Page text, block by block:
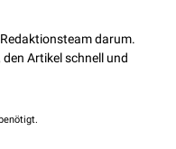
zu
denCFTR-Kanälen.
darum.
Artikel schnell und